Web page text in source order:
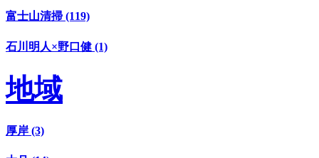
富士山清掃 (119)
石川明人×野口健 (1)
地域
厚岸 (3)